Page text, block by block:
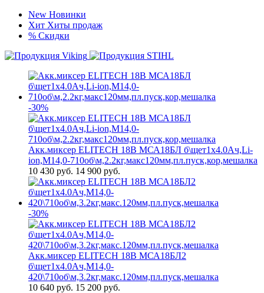
New Новинки
Хит Хиты продаж
% Скидки
-30%
Акк.миксер ELITECH 18В МСА18БЛ б\щет1х4.0Ач,Li-
ion,М14,0-710об\м,2.2кг,макс120мм,пл.пуск,кор,мешалка
10 430 руб. 14 900 руб.
-30%
Акк.миксер ELITECH 18В МСА18БЛ2
б\щет1х4.0Ач,М14,0-
420\710об\м,3.2кг,макс.120мм,пл.пуск,мешалка
10 640 руб. 15 200 руб.